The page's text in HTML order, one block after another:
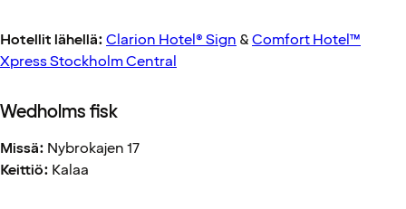
Hotellit lähellä:Clarion Hotel® Sign &Comfort Hotel™
Xpress Stockholm Central
Wedholms fisk
Missä: Nybrokajen 17
Keittiö: Kalaa